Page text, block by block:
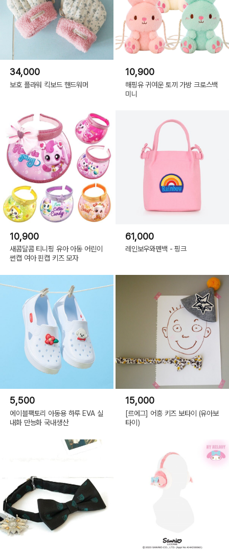
34,000
보호 플라워 킥보드 핸드워머
10,900
해핑유 귀여운 토끼 가방 크로스백
미니
10,900
새콤달콤 티니핑 유아 아동 어린이
썬캡 여아 핀캡 키즈 모자
61,000
레인보우와펜백 - 핑크
5,500
에이블팩토리 아동용 하루 EVA 실
내화 만능화 국내생산
15,000
[르에그] 어흥 키즈 보타이 (유아보
타이)